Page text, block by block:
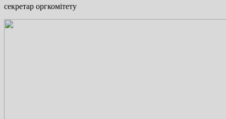
секретар оргкомітету